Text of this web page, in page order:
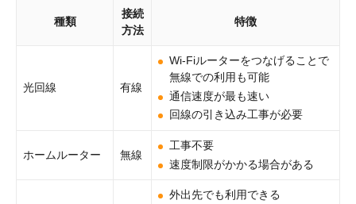
種類
接続
方法
特徴
光回線 有線
Wi-Fiルーターをつなげることで
無線での利用も可能
通信速度が最も速い
回線の引き込み工事が必要
ホームルーター 無線
工事不要
速度制限がかかる場合がある
外出先でも利用できる